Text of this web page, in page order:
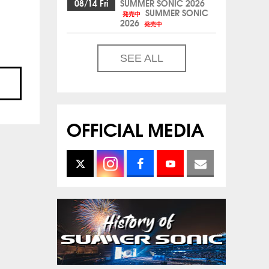
08/14 Fri SUMMER SONIC 2026
発売中 SUMMER SONIC
2026 発売中
SEE ALL
OFFICIAL MEDIA